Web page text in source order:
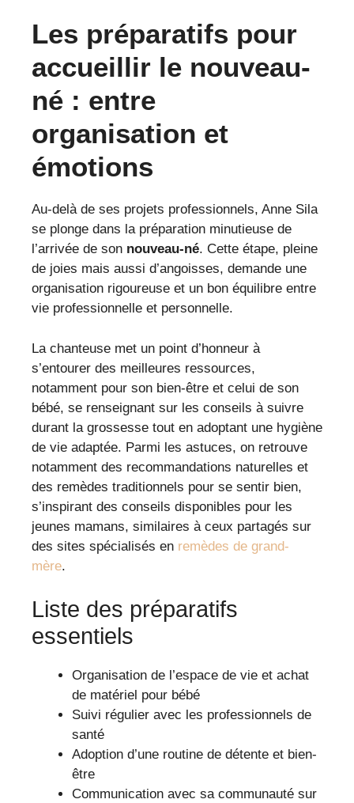
Les préparatifs pour
accueillir le nouveau-
né : entre
organisation et
émotions
Au-delà de ses projets professionnels, Anne Sila
se plonge dans la préparation minutieuse de
l’arrivée de son nouveau-né. Cette étape, pleine
de joies mais aussi d’angoisses, demande une
organisation rigoureuse et un bon équilibre entre
vie professionnelle et personnelle.
La chanteuse met un point d’honneur à
s’entourer des meilleures ressources,
notamment pour son bien-être et celui de son
bébé, se renseignant sur les conseils à suivre
durant la grossesse tout en adoptant une hygiène
de vie adaptée. Parmi les astuces, on retrouve
notamment des recommandations naturelles et
des remèdes traditionnels pour se sentir bien,
s’inspirant des conseils disponibles pour les
jeunes mamans, similaires à ceux partagés sur
des sites spécialisés en remèdes de grand-
mère.
Liste des préparatifs
essentiels
Organisation de l’espace de vie et achat
de matériel pour bébé
Suivi régulier avec les professionnels de
santé
Adoption d’une routine de détente et bien-
être
Communication avec sa communauté sur